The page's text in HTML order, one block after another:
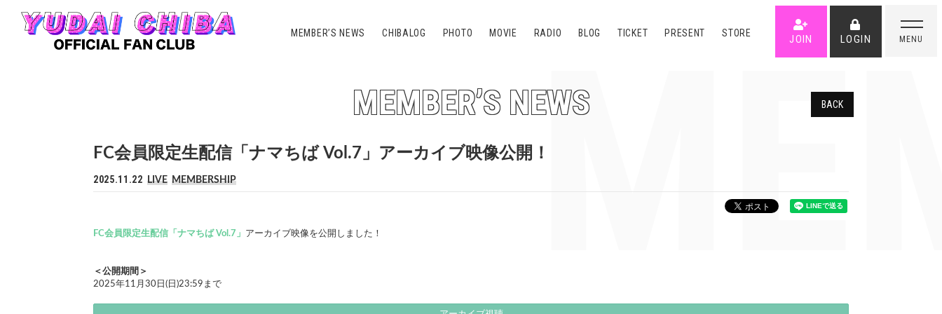
MEMBER’S NEWS CHIBALOG PHOTO MOVIE RADIO BLOG TICKET PRESENT STORE JOIN LOGIN MENU
MEMBER’S NEWS BACK
FC会員限定生配信「ナマちば Vol.7」アーカイブ映像公開！
2025.11.22 LIVE MEMBERSHIP
FC会員限定生配信「ナマちば Vol.7」 アーカイブ映像を公開しました！
＜公開期間＞
2025年11月30日(日)23:59まで